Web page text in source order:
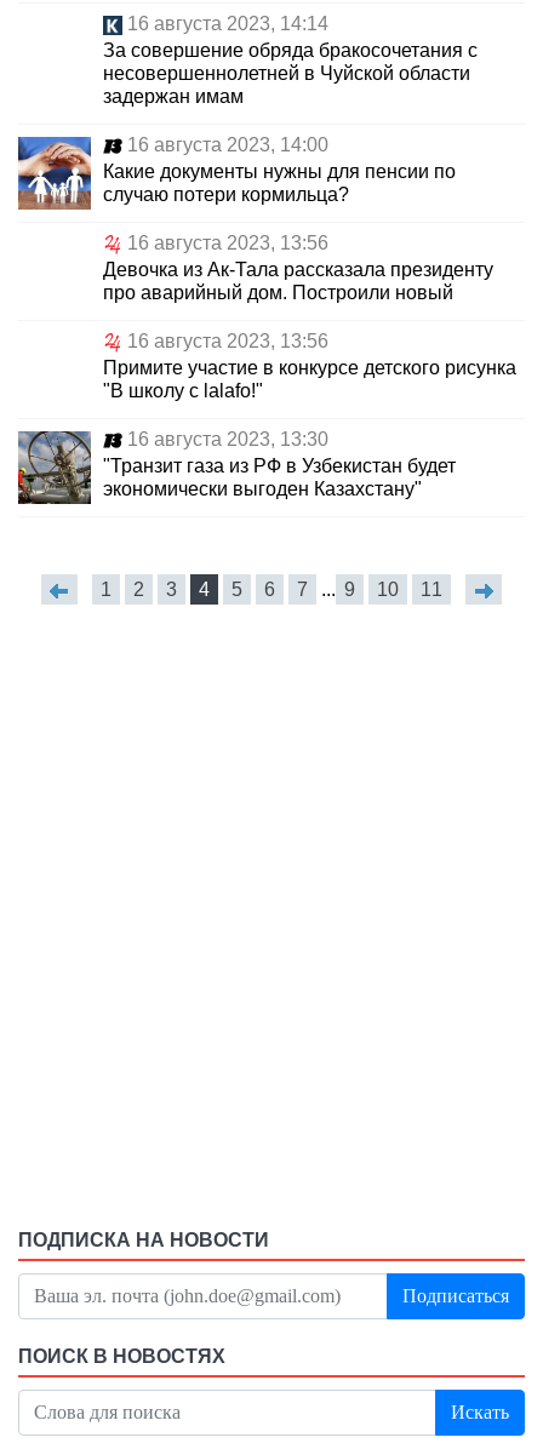
16 августа 2023, 14:14
За совершение обряда бракосочетания с
несовершеннолетней в Чуйской области
задержан имам
16 августа 2023, 14:00
Какие документы нужны для пенсии по
случаю потери кормильца?
16 августа 2023, 13:56
Девочка из Ак-Тала рассказала президенту
про аварийный дом. Построили новый
16 августа 2023, 13:56
Примите участие в конкурсе детского рисунка
"В школу с lalafo!"
16 августа 2023, 13:30
"Транзит газа из РФ в Узбекистан будет
экономически выгоден Казахстану"
1 2 3 4 5 6 7 ... 9 10 11
ПОДПИСКА НА НОВОСТИ
Подписаться
ПОИСК В НОВОСТЯХ
Искать